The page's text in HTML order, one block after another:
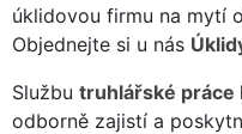
úklidovou firmu na mytí
Objednejte si u nás
Službu truhlářské práce
odborně zajistí a